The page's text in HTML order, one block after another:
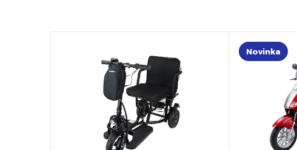
Novinka